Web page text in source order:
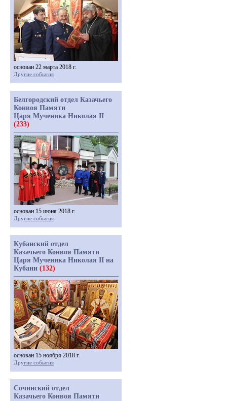
основан 22 марта 2018 г.
Другие события
Белгородский отдел Казачьего
Конвоя Памяти
Царя Мученика Николая II
(233)
основан 15 июня 2018 г.
Другие события
Кубанский отдел
Казачьего Конвоя Памяти
Царя Мученика Николая II на
Кубани (132)
основан 15 ноября 2018 г.
Другие события
Сочинский отдел
Казачьего Конвоя Памяти